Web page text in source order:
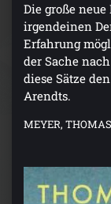
Die große
irgendeinen
Erfahrung
der Sache
diese Sätze
Arendts.
MEYER, THOMAS